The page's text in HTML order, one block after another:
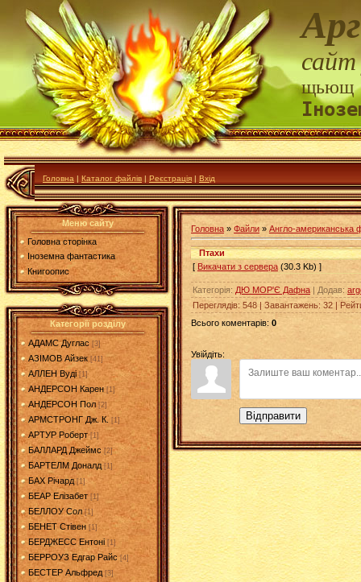
сайт
щьющ
Головна | Каталог файлів | Реєстрація | Вхід
Меню сайту
Головна сторінка
Іноземна фантастика
Книгоопис
Категорії розділу
АДАМС Дуглас [3]
АЗІМОВ Айзек [41]
АЛЛЕН Вуді [1]
АНДЕРСОН Карен [1]
АНДЕРСОН Пол [2]
АРМСТРОНГ Дж. К. [1]
АРТУР Роберт [1]
БАЛЛАРД Джеймс [2]
БАРТЕЛМ Доналд [1]
БАХ Річард [1]
БЕАР Елізабет [1]
БЕЛЛОУ Сол [1]
БЕНЕТ Стівен [1]
БЕРДЖЕСС Ентоні [1]
БЕРРОУЗ Едгар Райс [4]
БЕСТЕР Альфред [3]
Головна » Файли» Англо-американська
Птахи
[ Викачати з сервера (30.3 Kb) ]
Категорія: ДЮ МОР'Є Дафна | Додав:
Переглядів: 548| Завантажень: 32 |
Всього коментарів: 0
Увійдіть:
Відправити